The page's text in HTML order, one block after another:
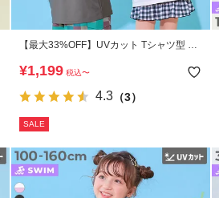
【最大33%OFF】UVカット Tシャツ型 長
¥1,199 税込〜
4.3（3）
SALE